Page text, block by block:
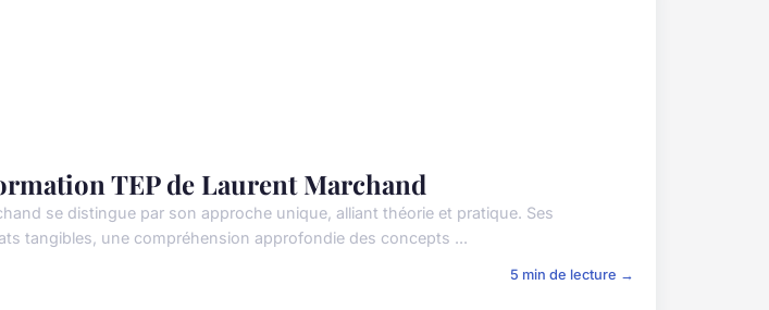
TEP de Laurent Marchand
se distingue par son approche unique, alliant théorie et pratique. Ses
tangibles, une compréhension approfondie des concepts ...
5 min de lecture →